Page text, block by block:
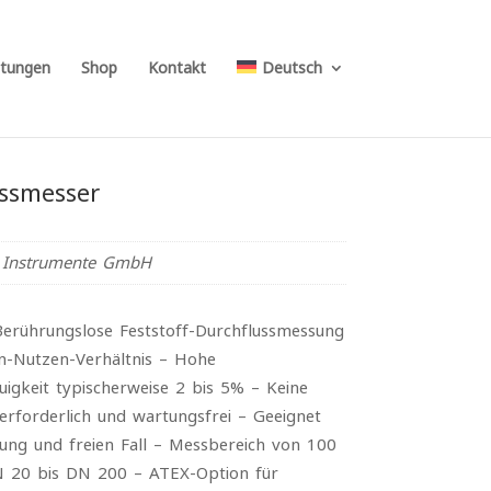
Shop Kontakt Deutsch
Instrumente GmbH
Feststoff-Durchflussmessung
Nutzen-Verhältnis – Hohe
typischerweise 2 bis 5% – Keine
und wartungsfrei – Geeignet
und freien Fall – Messbereich von 100
bis DN 200 – ATEX-Option für